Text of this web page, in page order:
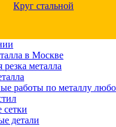
Круг стальной
в Москве
резка металла
работы по металлу
детали